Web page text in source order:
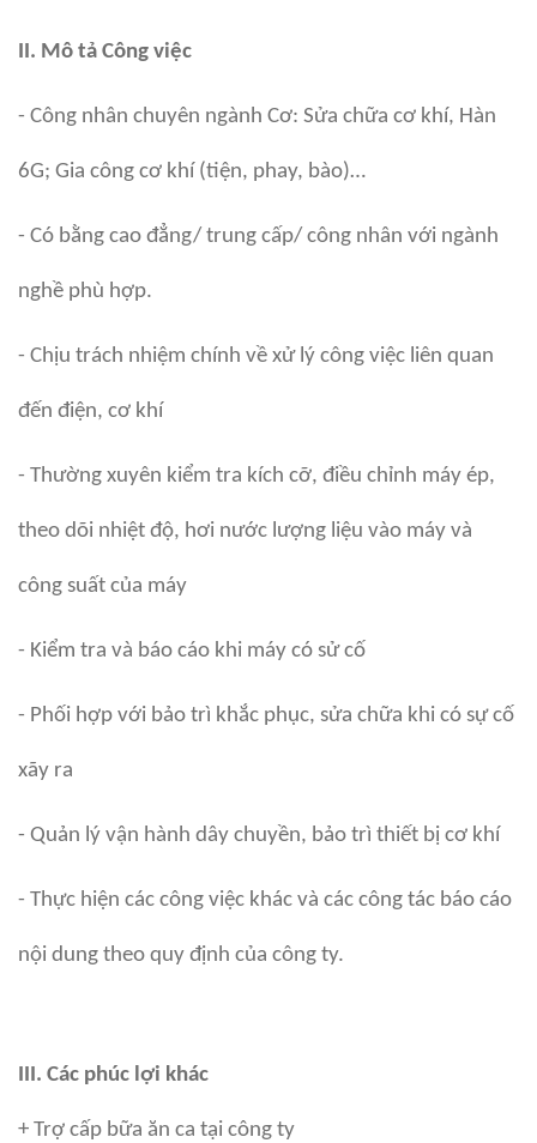
II. Mô tả Công việc
- Công nhân chuyên ngành Cơ: Sửa chữa cơ khí, Hàn
6G; Gia công cơ khí (tiện, phay, bào)…
- Có bằng cao đẳng/ trung cấp/ công nhân với ngành
nghề phù hợp.
- Chịu trách nhiệm chính về xử lý công việc liên quan
đến điện, cơ khí
- Thường xuyên kiểm tra kích cỡ, điều chỉnh máy ép,
theo dõi nhiệt độ, hơi nước lượng liệu vào máy và
công suất của máy
- Kiểm tra và báo cáo khi máy có sử cố
- Phối hợp với bảo trì khắc phục, sửa chữa khi có sự cố
xãy ra
- Quản lý vận hành dây chuyền, bảo trì thiết bị cơ khí
- Thực hiện các công việc khác và các công tác báo cáo
nội dung theo quy định của công ty.
III. Các phúc lợi khác
+ Trợ cấp bữa ăn ca tại công ty